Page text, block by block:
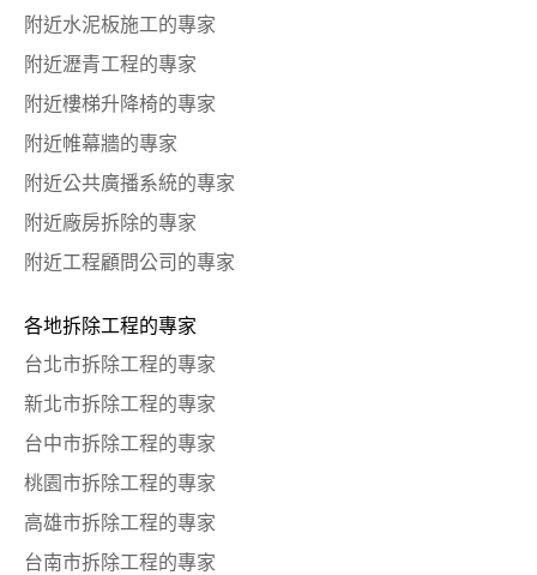
附近水泥板施工的專家
附近瀝青工程的專家
附近樓梯升降椅的專家
附近帷幕牆的專家
附近公共廣播系統的專家
附近廠房拆除的專家
附近工程顧問公司的專家
各地拆除工程的專家
台北市拆除工程的專家
新北市拆除工程的專家
台中市拆除工程的專家
桃園市拆除工程的專家
高雄市拆除工程的專家
台南市拆除工程的專家